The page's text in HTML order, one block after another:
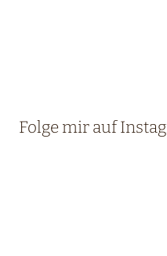
Folge mir auf